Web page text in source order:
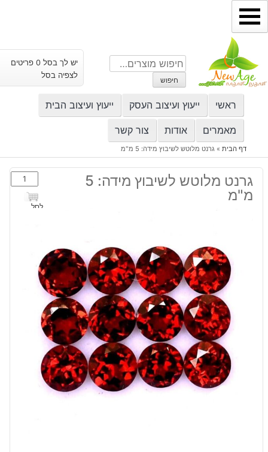
דילוג
לתוכן
חיפוש
עבור:
חיפוש
יש לך בסל 0 פריטים
לצפיה בסל
ראשי ייעוץ ועיצוב העסק ייעוץ ועיצוב הבית
מאמרים אודות צור קשר
דף הבית» גרנט מלוטש לשיבוץ מידה: 5 מ"מ
גרנט מלוטש לשיבוץ מידה: 5
מ"מ
כמות
של
גרנט
מ"מ
לסל